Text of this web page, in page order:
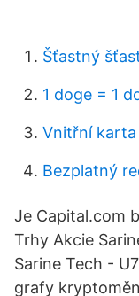
Šťastný
1 doge = 1
Vnitřní
Bezplatný
Je Capital.com
Trhy Akcie
Sarine Tech -
grafy